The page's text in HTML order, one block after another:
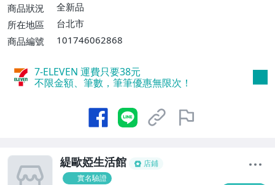
商品狀況
全新品
所在地區
台北市
商品編號
101746062868
7-ELEVEN 運費只要38元
不限金額、筆數，筆筆優惠無限次！
緹歐婭生活館
店鋪
實名驗證